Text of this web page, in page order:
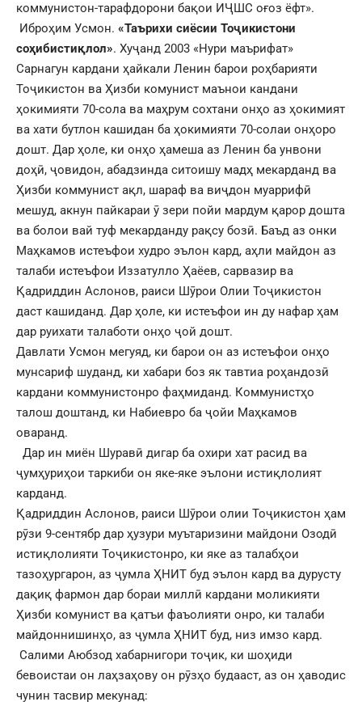
коммунистон-тарафдорони бақои ИҶШС оғоз ёфт».
Иброҳим Усмон. «Таърихи сиёсии Тоҷикистони
соҳибистиқлол». Хуҷанд 2003 «Нури маърифат»
Сарнагун кардани ҳайкали Ленин барои роҳбарияти
Тоҷикистон ва Ҳизби комунист маънои кандани
ҳокимияти 70-сола ва маҳрум сохтани онҳо аз ҳокимият
ва хати бутлон кашидан ба ҳокимияти 70-солаи онҳоро
дошт. Дар ҳоле, ки онҳо ҳамеша аз Ленин ба унвони
доҳӣ, ҷовидон, абадзинда ситоишу мадҳ мекарданд ва
Ҳизби коммунист ақл, шараф ва виҷдон муаррифӣ
мешуд, акнун пайкараи ӯ зери пойи мардум қарор дошта
ва болои вай туф мекарданду рақсу бозӣ. Баъд аз онки
Маҳкамов истеъфои худро эълон кард, аҳли майдон аз
талаби истеъфои Иззатулло Ҳаёев, сарвазир ва
Қадриддин Аслонов, раиси Шӯрои Олии Тоҷикистон
даст кашиданд. Дар ҳоле, ки истеъфои ин ду нафар ҳам
дар руихати талаботи онҳо ҷой дошт.
Давлати Усмон мегуяд, ки барои он аз истеъфои онҳо
мунсариф шуданд, ки хабари боз як тавтиа роҳандозӣ
кардани коммунистонро фаҳмиданд. Коммунистҳо
талош доштанд, ки Набиевро ба ҷойи Маҳкамов
оваранд.
Дар ин миён Шуравӣ дигар ба охири хат расид ва
ҷумҳуриҳои таркиби он яке-яке эълони истиқлолият
карданд.
Қадриддин Аслонов, раиси Шӯрои олии Тоҷикистон ҳам
рӯзи 9-сентябр дар ҳузури муътаризини майдони Озодӣ
истиқлолияти Тоҷикистонро, ки яке аз талабҳои
тазоҳургарон, аз ҷумла ҲНИТ буд эълон кард ва дурусту
дақиқ фармон дар бораи миллӣ кардани моликияти
Ҳизби комунист ва қатъи фаъолияти онро, ки талаби
майдоннишинҳо, аз ҷумла ҲНИТ буд, низ имзо кард.
Салими Аюбзод хабарнигори тоҷик, ки шоҳиди
бевоистаи он лаҳзаҳову он рӯзҳо будааст, аз он ҳаводис
чунин тасвир мекунад: